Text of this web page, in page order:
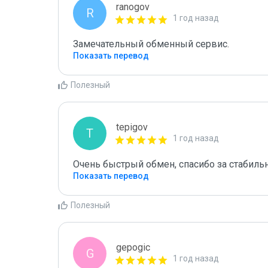
R ranogov
1 год назад
Замечательный обменный сервис.
Показать перевод
Полезный
T tepigov
1 год назад
Очень быстрый обмен, спасибо за
Показать перевод
Полезный
G gepogic
1 год назад